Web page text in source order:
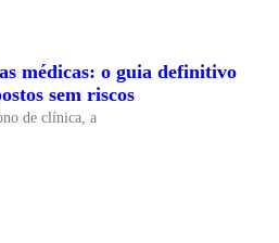
médicas: o guia definitivo
sem riscos
de clínica, a